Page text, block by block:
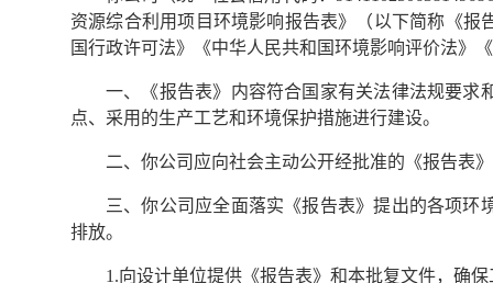
资源综合利用项目环境影响报告表》（以下简称《
国行政许可法》《中华人民共和国环境影响评价法》
一、《报告表》内容符合国家有关法律法规要求
点、采用的生产工艺和环境保护措施进行建设。
二、你公司应向社会主动公开经批准的《报告表
三、你公司应全面落实《报告表》提出的各项
排放。
1.向设计单位提供《报告表》和本批复文件，确